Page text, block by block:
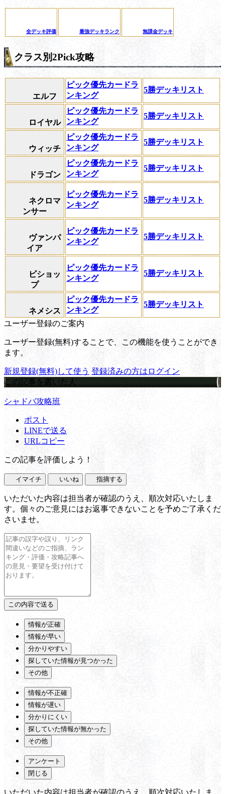
全デッキ評価 最強デッキランク 無課金デッキ
クラス別2Pick攻略
エルフ
ピック優先カードラ
ンキング
5勝デッキリスト
ロイヤル
ピック優先カードラ
ンキング
5勝デッキリスト
ウィッチ
ピック優先カードラ
ンキング
5勝デッキリスト
ドラゴン
ピック優先カードラ
ンキング
5勝デッキリスト
ネクロマ
ンサー
ピック優先カードラ
ンキング
5勝デッキリスト
ヴァンパ
イア
ピック優先カードラ
ンキング
5勝デッキリスト
ビショッ
プ
ピック優先カードラ
ンキング
5勝デッキリスト
ネメシス
ピック優先カードラ
ンキング
5勝デッキリスト
ユーザー登録のご案内
ユーザー登録(無料)することで、この機能を使うことができ
ます。
新規登録(無料)して使う 登録済みの方はログイン
この記事を書いた人
シャドバ攻略班
ポスト
LINEで送る
URLコピー
この記事を評価しよう！
イマイチ いいね 指摘する
いただいた内容は担当者が確認のうえ、順次対応いたしま
す。個々のご意見にはお返事できないことを予めご了承くだ
さいませ。
情報が正確
情報が早い
分かりやすい
探していた情報が見つかった
その他
情報が不正確
情報が遅い
分かりにくい
探していた情報が無かった
その他
アンケート
閉じる
いただいた内容は担当者が確認のうえ、順次対応いたしま